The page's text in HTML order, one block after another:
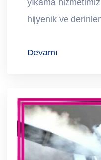
yıkama
hijyenik ve
Devamı